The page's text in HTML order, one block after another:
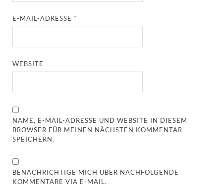
E-MAIL-ADRESSE *
WEBSITE
NAME, E-MAIL-ADRESSE UND WEBSITE IN DIESEM
BROWSER FÜR MEINEN NÄCHSTEN KOMMENTAR
SPEICHERN.
BENACHRICHTIGE MICH ÜBER NACHFOLGENDE
KOMMENTARE VIA E-MAIL.